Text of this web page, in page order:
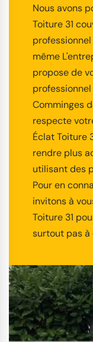
Nous avons
Toiture 31
même
propose de
Comminges
respecte
Éclat Toiture
rendre plus
utilisant des
Pour en
invitons à
Toiture 31
surtout pas à